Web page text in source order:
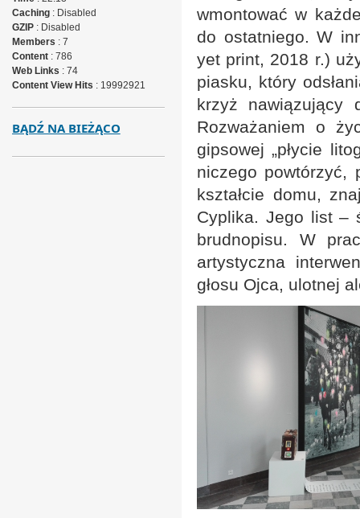
wmontować w
do ostatniego. W
yet print, 2018 r.)
piasku, który
krzyż nawiązujący
Rozważaniem o
gipsowej „płycie
niczego powtórzyć,
kształcie domu,
Cyplika. Jego list –
brudnopisu. W
artystyczna
głosu Ojca, ulotnej
Caching: Disabled
GZIP: Disabled
Members : 7
Content: 786
Web Links : 74
Content View Hits : 19992921
BĄDŹ NA BIEŻĄCO